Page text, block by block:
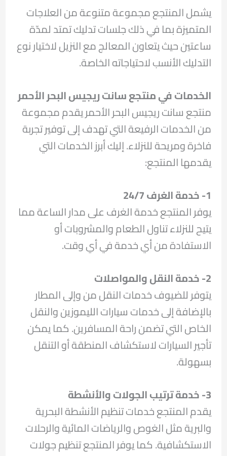
يشمل المنتجع مجموعة متنوعة من العلاجات
المتميزة بما في ذلك جلسات تدليك تمتد لمدّة
ساعتين حيث يتعاون المعالج مع النزيل لاختيار نوع
التدليك الأنسب لاحتياجاته الخاصة.
الخدمات في منتجع سانت ريجيس البحر الأحمر
منتجع سانت ريجيس البحر الأحمر يقدم مجموعة
من الخدمات الرفيعة التي تهدف إلى توفير تجربة
فاخرة ومريحة للنزلاء. إليك أبرز الخدمات التي
يقدمها المنتجع:
1- خدمة الغرف 24/7
يوفر المنتجع خدمة الغرف على مدار الساعة مما
يتيح للنزلاء تناول الطعام والمشروبات أو
الاستفادة من أي خدمة في أي وقت.
2- خدمة النقل والمواصلات
يتوفر للضيوف خدمات النقل من وإلى المطار
بالإضافة إلى خدمات سيارات الليموزين والنقل
الخاص التي تضمن راحة المسافرين. كما يمكن
تأجير السيارات لاستكشاف المنطقة أو التنقل
بسهولة.
3- خدمة ترتيب الجولات والأنشطة
يقدم المنتجع خدمات تنظيم الأنشطة البحرية
والبرية مثل الغوص والرياضات المائية والرحلات
الاستكشافية. كما يوفر المنتجع تنظيم جولات